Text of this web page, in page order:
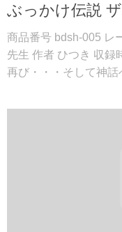
ぶっかけ伝説
商品番号 bdsh-005 レ
先生 作者 ひつき 収録
再び・・・そして神話